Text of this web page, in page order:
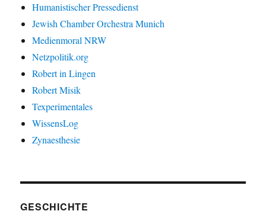
Humanistischer Pressedienst
Jewish Chamber Orchestra Munich
Medienmoral NRW
Netzpolitik.org
Robert in Lingen
Robert Misik
Texperimentales
WissensLog
Zynaesthesie
GESCHICHTE